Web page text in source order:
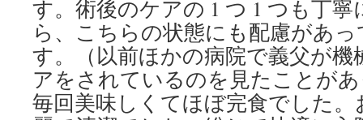
す。術後のケアの 1 つ 1 つも丁
ら、こちらの状態にも配慮があ
す。（以前ほかの病院で義父が
アをされているのを見たことが
毎回美味しくてほぼ完食でした